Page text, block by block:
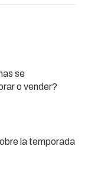
se
o vender?
la temporada